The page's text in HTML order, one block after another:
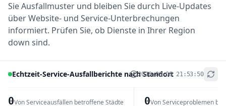
Sie Ausfallmuster und bleiben Sie durch Live-Updates
über Website- und Service-Unterbrechungen
informiert. Prüfen Sie, ob Dienste in Ihrer Region
down sind.
Echtzeit-Service-Ausfallberichte nach Standort
2026-08-08 21:53:50
0Von Serviceausfällen betroffene Städte 0Von Serviceproblemen
+